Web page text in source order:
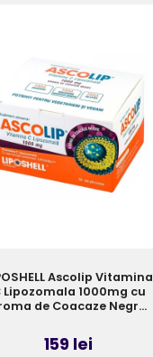
Ascolip Vitamina
Lipozomala 1000mg cu
de Coacaze Negre,
159 lei